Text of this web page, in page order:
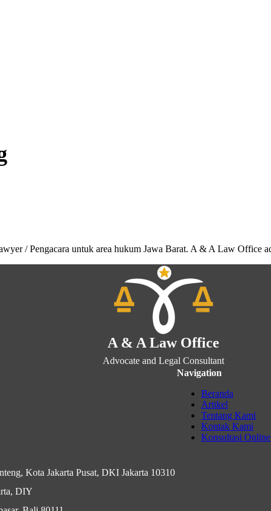
/ Pengacara untuk area hukum Jawa Barat. A & A Law Office
A & A Law Office
Advocate and Legal Consultant
Navigation
Beranda
Artikel
Tentang Kami
Kontak Kami
Konsultasi Online
Kota Jakarta Pusat, DKI Jakarta 10310
DIY